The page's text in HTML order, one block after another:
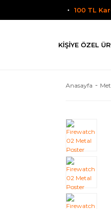
100 TL
KIŞIYE ÖZEL
Anasayfa